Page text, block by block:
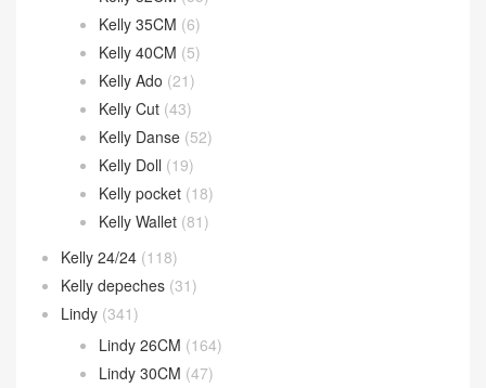
Kelly 35CM (6)
Kelly 40CM (5)
Kelly Ado (21)
Kelly Cut (43)
Kelly Danse (52)
Kelly Doll (19)
Kelly pocket (18)
Kelly Wallet (81)
Kelly 24/24 (118)
Kelly depeches (31)
Lindy (341)
Lindy 26CM (164)
Lindy 30CM (47)